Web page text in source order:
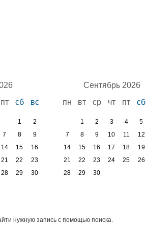
Сентябрь 2026
пт сб вс
1
2
7 8
9
14 15
16
21 22
23
28 29
30
пн вт ср чт пт сб
1 2 3 4 5
7
8 9 10 11 12
14
15 16 17 18 19
21
22 23 24 25 26
28
29 30
нужную запись с помощью поиска.